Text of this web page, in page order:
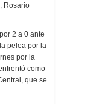
, Rosario
2 a 0 ante
pelea por la
por la
como
que se